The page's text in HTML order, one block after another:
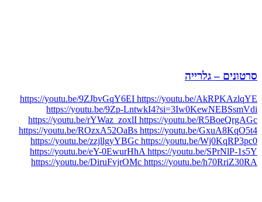
סרטונים – גלרייה
https://youtu.be/9ZJbvGqY6EI https://youtu.be/AkRPKAzlqYE
https://youtu.be/9Zp-LntwkI4?si=3Iw0KewNEBSsmVdi
https://youtu.be/rYWaz_zoxlI https://youtu.be/R5BoeQrgAGc
https://youtu.be/ROzxA52OaBs https://youtu.be/GxuA8KqO5t4
https://youtu.be/zzjllgyYBGc https://youtu.be/Wj0KqRP3pc0
https://youtu.be/eY-0EwurHhA https://youtu.be/SPrNlP-1s5Y
https://youtu.be/DiruFvjrOMc https://youtu.be/h70RriZ30RA